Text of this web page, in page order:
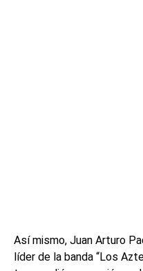
Así mismo, Juan Arturo
líder de la banda “Los